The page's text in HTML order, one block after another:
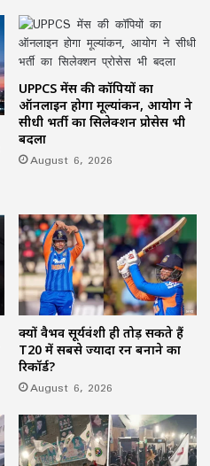
UPPCS मेंस की कॉपियों का
ऑनलाइन होगा मूल्यांकन, आयोग ने
सीधी भर्ती का सिलेक्शन प्रोसेस भी
बदला
August 6, 2026
क्यों वैभव सूर्यवंशी ही तोड़ सकते हैं
T20 में सबसे ज्यादा रन बनाने का
रिकॉर्ड?
August 6, 2026